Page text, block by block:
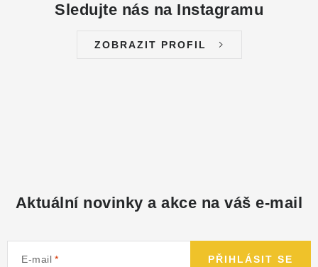
Sledujte nás na Instagramu
ZOBRAZIT PROFIL
Aktuální novinky a akce na váš e-mail
E-mail PŘIHLÁSIT SE